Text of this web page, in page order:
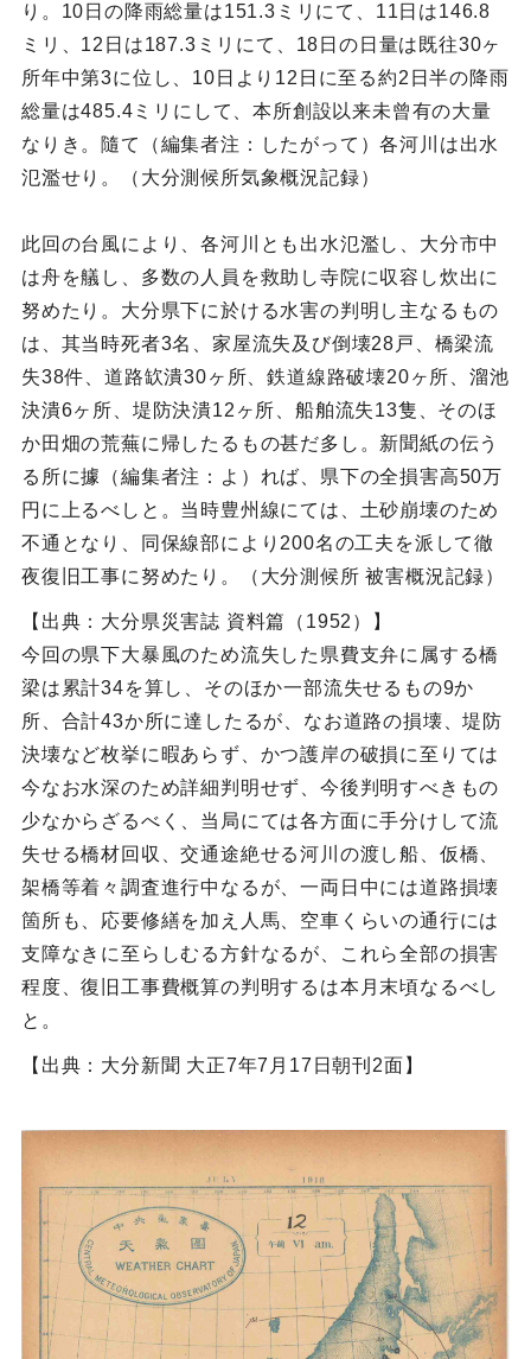
り。10日の降雨総量は151.3ミリにて、11日は146.8
ミリ、12日は187.3ミリにて、18日の日量は既往30ヶ
所年中第3に位し、10日より12日に至る約2日半の降雨
総量は485.4ミリにして、本所創設以来未曾有の大量
なりき。隨て（編集者注：したがって）各河川は出水
氾濫せり。（大分測候所気象概況記録）
此回の台風により、各河川とも出水氾濫し、大分市中
は舟を艤し、多数の人員を救助し寺院に収容し炊出に
努めたり。大分県下に於ける水害の判明し主なるもの
は、其当時死者3名、家屋流失及び倒壊28戸、橋梁流
失38件、道路缼潰30ヶ所、鉄道線路破壊20ヶ所、溜池
決潰6ヶ所、堤防決潰12ヶ所、船舶流失13隻、そのほ
か田畑の荒蕪に帰したるもの甚だ多し。新聞紙の伝う
る所に據（編集者注：よ）れば、県下の全損害高50万
円に上るべしと。当時豊州線にては、土砂崩壊のため
不通となり、同保線部により200名の工夫を派して徹
夜復旧工事に努めたり。（大分測候所 被害概況記録）
【出典：大分県災害誌 資料篇（1952）】
今回の県下大暴風のため流失した県費支弁に属する橋
梁は累計34を算し、そのほか一部流失せるもの9か
所、合計43か所に達したるが、なお道路の損壊、堤防
決壊など枚挙に暇あらず、かつ護岸の破損に至りては
今なお水深のため詳細判明せず、今後判明すべきもの
少なからざるべく、当局にては各方面に手分けして流
失せる橋材回収、交通途絶せる河川の渡し船、仮橋、
架橋等着々調査進行中なるが、一両日中には道路損壊
箇所も、応要修繕を加え人馬、空車くらいの通行には
支障なきに至らしむる方針なるが、これら全部の損害
程度、復旧工事費概算の判明するは本月末頃なるべし
と。
【出典：大分新聞 大正7年7月17日朝刊2面】